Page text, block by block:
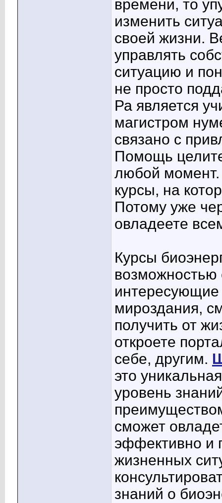
времени, то
изменить
своей жизни.
управлять
ситуацию и
не просто
Ра является
магистром
связано с
Помощь
любой момент.
курсы, на
Потому уже
овладеете
Курсы
возможностью
мироздания,
получить от
откроете
себе, другим.
это
уровень
сможет
эффективно и
жизненных
знаний о